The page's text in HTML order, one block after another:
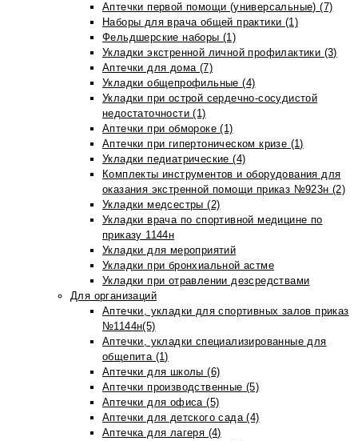
Аптечки первой помощи (универсальные) (7)
Наборы для врача общей практики (1)
Фельдшерские наборы (1)
Укладки экстренной личной профилактики (3)
Аптечки для дома (7)
Укладки общепрофильные (4)
Укладки при острой сердечно-сосудистой
недостаточности (1)
Аптечки при обмороке (1)
Аптечки при гипертоническом кризе (1)
Укладки педиатрические (4)
Комплекты инструментов и оборудования для
оказания экстренной помощи приказ №923н (2)
Укладки медсестры (2)
Укладки врача по спортивной медицине по
приказу 1144н
Укладки для мероприятий
Укладки при бронхиальной астме
Укладки при отравлении дезсредствами
Для организаций
Аптечки, укладки для спортивных залов приказ
№1144н(5)
Аптечки, укладки специализированные для
общепита (1)
Аптечки для школы (6)
Аптечки производственные (5)
Аптечки для офиса (5)
Аптечки для детского сада (4)
Аптечка для лагеря (4)